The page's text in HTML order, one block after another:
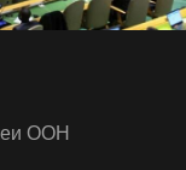
ООН